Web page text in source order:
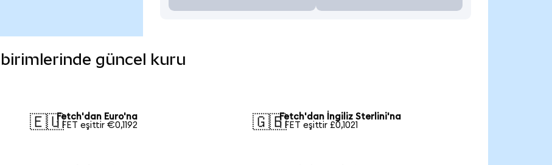
güncel kuru
🇪🇺Fetch'dan Euro'na
1 FET eşittir €0,1192
🇬🇧Fetch'dan İngiliz Sterlini'na
1 FET eşittir £0,1021